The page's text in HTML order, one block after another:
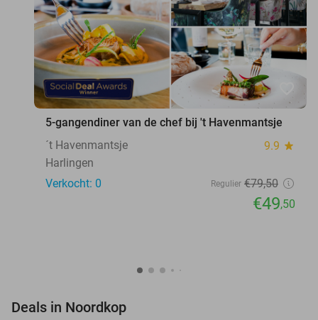
favorite_border
5-gangendiner van de chef bij 't Havenmantsje
´t Havenmantsje
9.9 star
Harlingen
Verkocht: 0
Regulier €79,50
€49,50
Deals in Noordkop